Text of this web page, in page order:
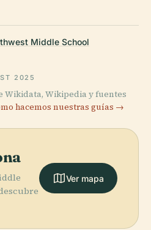
Middle School
2025
Wikidata, Wikipedia y fuentes
hacemos nuestras guías →
Ver mapa